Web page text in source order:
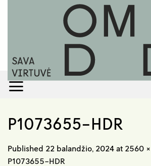
P1073655-HDR
Published 22 balandžio, 2024 at 2560
P1073655-HDR